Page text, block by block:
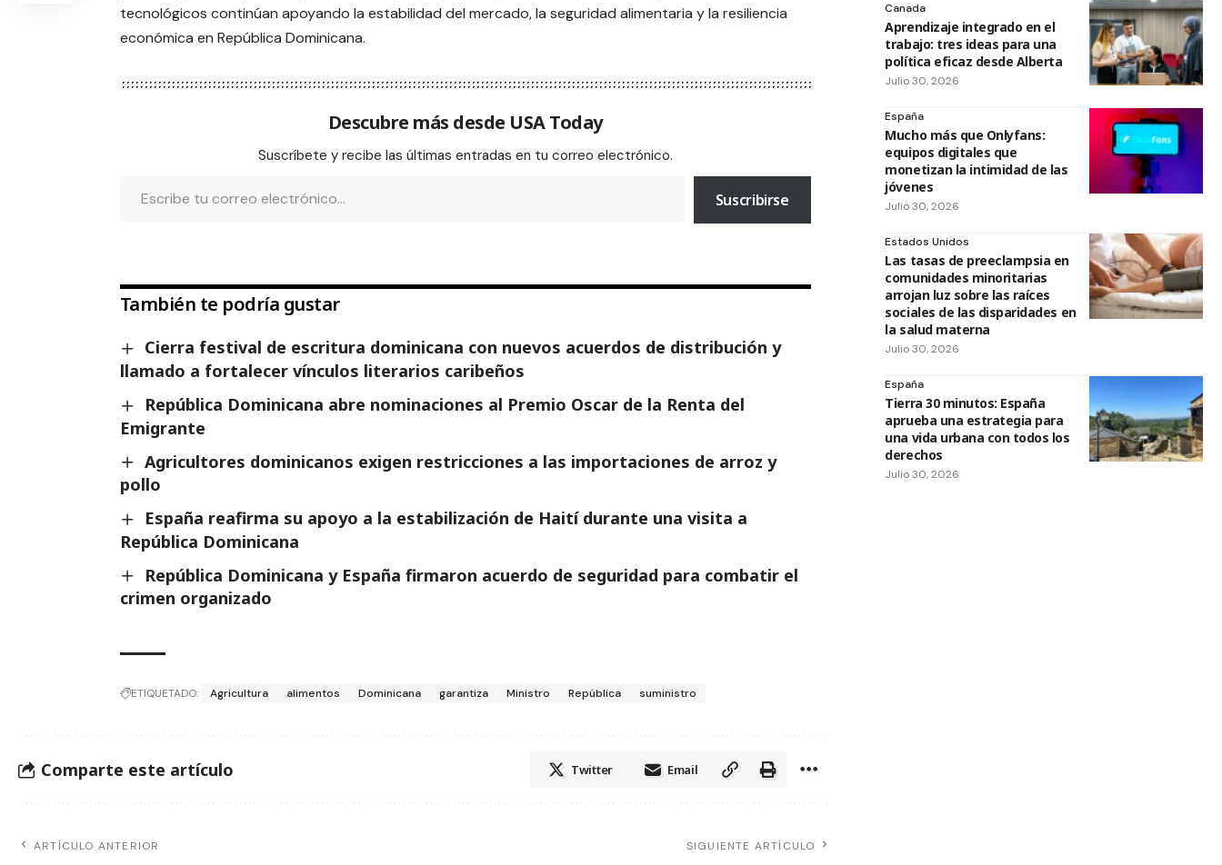
tecnológicos continúan apoyando la estabilidad del mercado, la seguridad alimentaria y la resiliencia
económica en República Dominicana.
Descubre más desde USA Today
Suscríbete y recibe las últimas entradas en tu correo electrónico.
Suscribirse
También te podría gustar
Cierra festival de escritura dominicana con nuevos acuerdos de distribución y
llamado a fortalecer vínculos literarios caribeños
República Dominicana abre nominaciones al Premio Oscar de la Renta del
Emigrante
Agricultores dominicanos exigen restricciones a las importaciones de arroz y
pollo
España reafirma su apoyo a la estabilización de Haití durante una visita a
República Dominicana
República Dominicana y España firmaron acuerdo de seguridad para combatir el
crimen organizado
ETIQUETADO: Agricultura alimentos Dominicana garantiza Ministro República suministro
Comparte este artículo Twitter Email
ARTÍCULO ANTERIOR SIGUIENTE ARTÍCULO
Canada
Aprendizaje integrado en el
trabajo: tres ideas para una
política eficaz desde Alberta
Julio 30, 2026
España
Mucho más que Onlyfans:
equipos digitales que
monetizan la intimidad de las
jóvenes
Julio 30, 2026
Estados Unidos
Las tasas de preeclampsia en
comunidades minoritarias
arrojan luz sobre las raíces
sociales de las disparidades en
la salud materna
Julio 30, 2026
España
Tierra 30 minutos: España
aprueba una estrategia para
una vida urbana con todos los
derechos
Julio 30, 2026